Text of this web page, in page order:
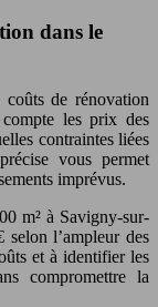
dans le
de rénovation
les prix des
contraintes liées
vous permet
imprévus.
m² à Savigny-sur-
l’ampleur des
et à identifier les
compromettre la